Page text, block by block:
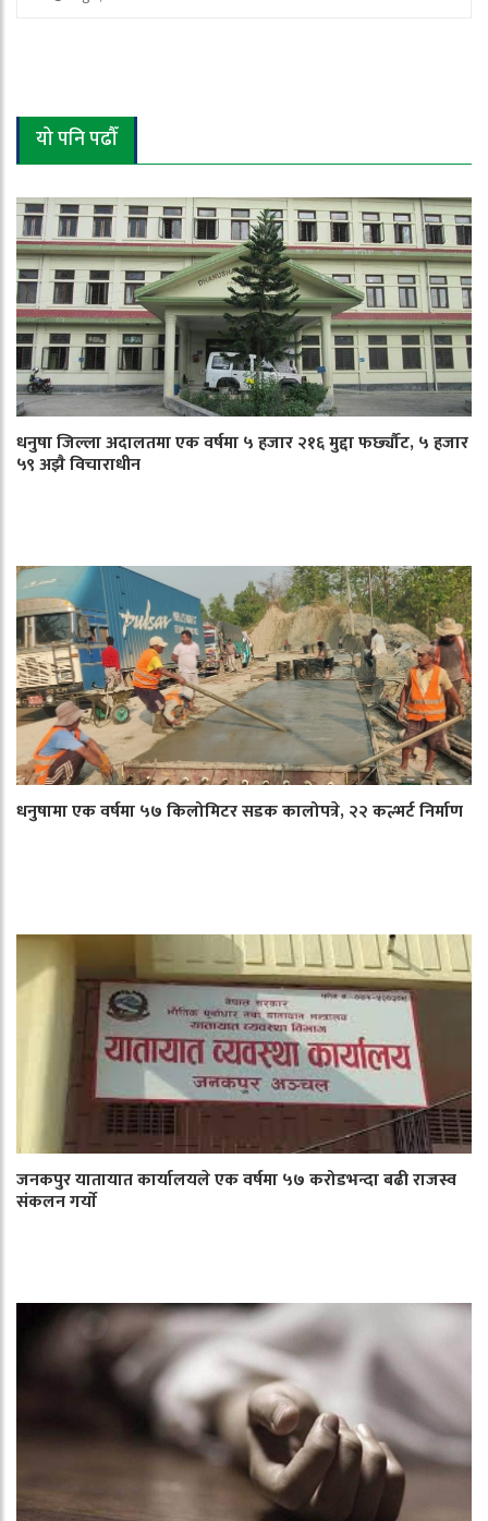
यो पनि पढौँ
धनुषा जिल्ला अदालतमा एक वर्षमा ५ हजार २१६ मुद्दा फर्छ्यौट, ५ हजार
५९ अझै विचाराधीन
धनुषामा एक वर्षमा ५७ किलोमिटर सडक कालोपत्रे, २२ कल्भर्ट निर्माण
जनकपुर यातायात कार्यालयले एक वर्षमा ५७ करोडभन्दा बढी राजस्व
संकलन गर्याे